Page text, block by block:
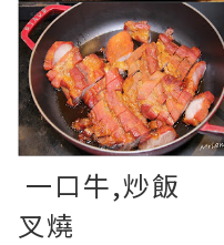
一口牛,炒飯
叉燒